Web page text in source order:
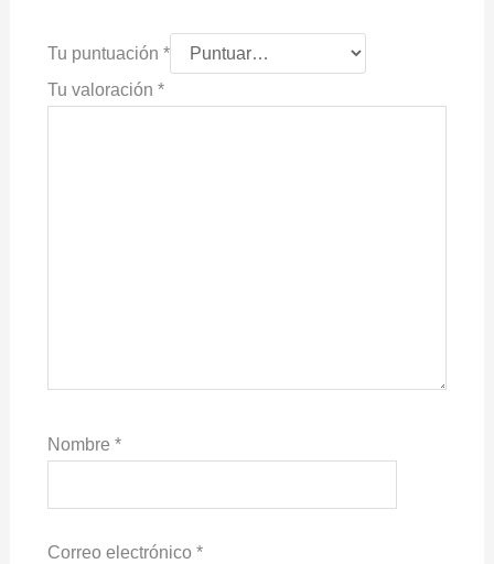
Tu puntuación *
Tu valoración *
Nombre *
Correo electrónico *